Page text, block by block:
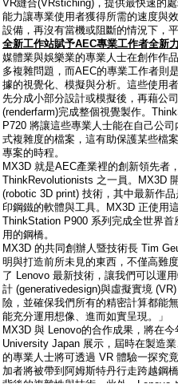
VR縫合(VRstiching)，提供最快速的
能力讓專業使用者獲得所需的速度與
設備，再沒有當機或阻斷的情況下，平
全新工作站賦予AEC專業工作者全新
媒體業與娛樂業的專業人士在創作作
多複雜問題，而AEC的專業工作者則
據的視覺化、模擬與分析。這些使用
先分成小部分設計或模擬後，再藉公
(renderfarm)完成整個視覺製作。
P720 將讓這些專業人士能在自己公
式複雜度的檔案，這有助保護某些檔
專案的時程。
MX3D 就是AEC產業裡的創新領先者
ThinkRevolutionists 之一員。MX3D
(robotic 3D print) 技術，其中最新作
印鋼鐵的軟體與工具。MX3D 正使用
ThinkStation P900 系列完成全世界首
用的鋼橋。
MX3D 的共同創辦人暨技術長 Tim
明與打造前所未見的東西，不僅高難
了 Lenovo 最新技術，讓我們可以運
計 (generativedesign)與虛擬實境
險，並確保我們所有的精密計算都能
能充分運用想像、進而如實呈現。」
MX3D 與 Lenovo的合作成果，將在
University Japan 展示，屆時在製造
的專業人士將可透過 VR 體驗一探究
加者將被帶到阿姆斯特丹行走跨越鋼
背後的複雜性與技術。此外，Lenovo